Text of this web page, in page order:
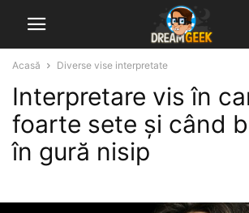
Acasă Diverse vise interpretate
Interpretare vis în
foarte sete și când
în gură nisip